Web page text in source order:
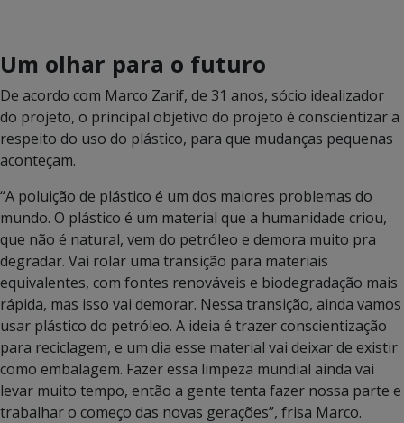
Um olhar para o futuro
De acordo com Marco Zarif, de 31 anos, sócio idealizador
do projeto, o principal objetivo do projeto é conscientizar a
respeito do uso do plástico, para que mudanças pequenas
aconteçam.
“A poluição de plástico é um dos maiores problemas do
mundo. O plástico é um material que a humanidade criou,
que não é natural, vem do petróleo e demora muito pra
degradar. Vai rolar uma transição para materiais
equivalentes, com fontes renováveis e biodegradação mais
rápida, mas isso vai demorar. Nessa transição, ainda vamos
usar plástico do petróleo. A ideia é trazer conscientização
para reciclagem, e um dia esse material vai deixar de existir
como embalagem. Fazer essa limpeza mundial ainda vai
levar muito tempo, então a gente tenta fazer nossa parte e
trabalhar o começo das novas gerações”, frisa Marco.